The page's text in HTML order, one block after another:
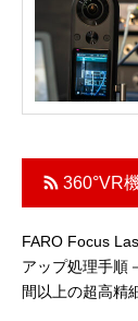
360°VR
digitalhobby
FARO Focus
アップ処理手順
間以上の超高精